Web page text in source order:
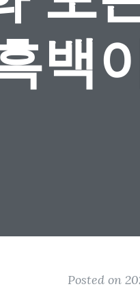
백
Posted on